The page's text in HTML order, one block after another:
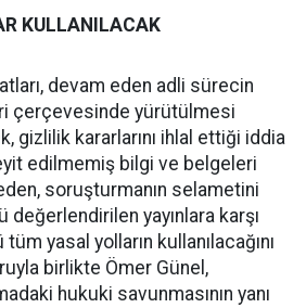
KULLANILACAK
devam eden adli sürecin
çerçevesinde yürütülmesi
gizlilik kararlarını ihlal ettiği iddia
edilmemiş bilgi ve belgeleri
soruşturmanın selametini
yayınlara karşı
yasal yolların kullanılacağını
birlikte Ömer Günel,
hukuki savunmasının yanı